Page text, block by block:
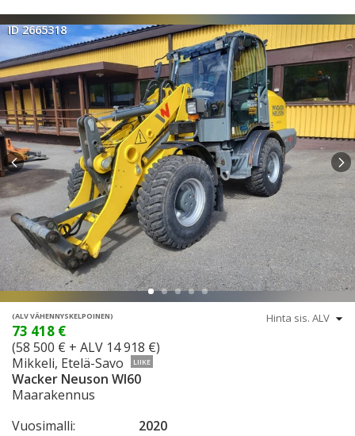
ID 2665318
(ALV VÄHENNYSKELPOINEN)
73 418 €
(58 500 € + ALV 14 918 €)
Mikkeli, Etelä-Savo
LIIKE
Wacker Neuson Wl60
Maarakennus
Vuosimalli:
2020